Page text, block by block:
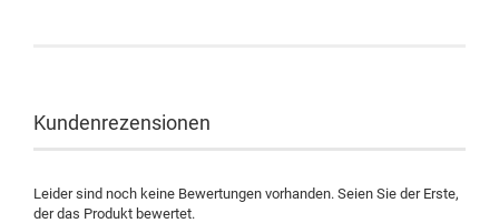
Kundenrezensionen
Leider sind noch keine Bewertungen vorhanden. Seien Sie der Erste,
der das Produkt bewertet.